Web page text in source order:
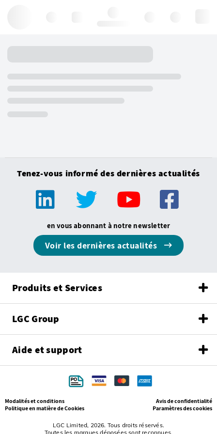
Tenez-vous informé des dernières actualités
en vous abonnant à notre newsletter
Voir les dernières actualités
Produits et Services
LGC Group
Aide et support
LGC Limited, 2026. Tous droits réservés.
Toutes les marques déposées sont reconnues.
Modalités et conditions
Avis de confidentialité
Politique en matière de Cookies
Paramètres des cookies